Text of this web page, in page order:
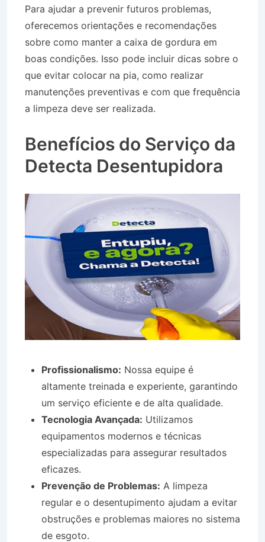
Para ajudar a prevenir futuros problemas,
oferecemos orientações e recomendações
sobre como manter a caixa de gordura em
boas condições. Isso pode incluir dicas sobre o
que evitar colocar na pia, como realizar
manutenções preventivas e com que frequência
a limpeza deve ser realizada.
Benefícios do Serviço da
Detecta Desentupidora
Profissionalismo: Nossa equipe é
altamente treinada e experiente, garantindo
um serviço eficiente e de alta qualidade.
Tecnologia Avançada: Utilizamos
equipamentos modernos e técnicas
especializadas para assegurar resultados
eficazes.
Prevenção de Problemas: A limpeza
regular e o desentupimento ajudam a evitar
obstruções e problemas maiores no sistema
de esgoto.